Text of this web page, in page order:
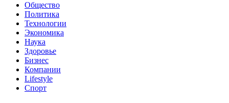
Общество
Политика
Технологии
Экономика
Наука
Здоровье
Бизнес
Компании
Lifestyle
Спорт